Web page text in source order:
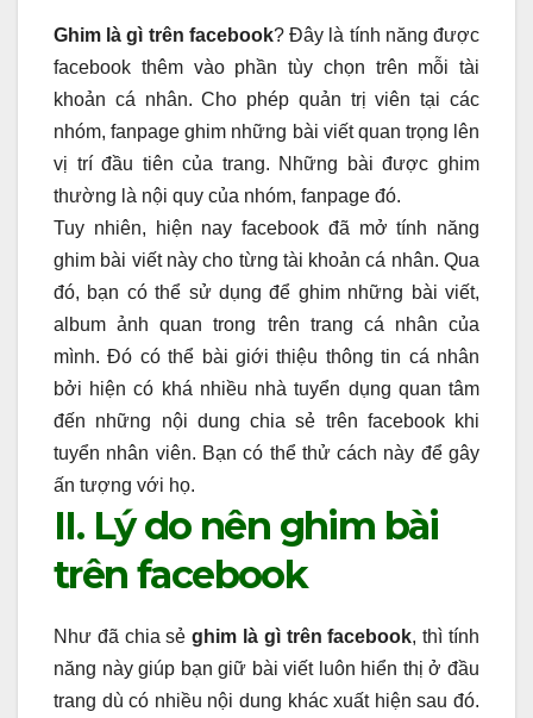
Ghim là gì trên facebook? Đây là tính năng được
facebook thêm vào phần tùy chọn trên mỗi tài
khoản cá nhân. Cho phép quản trị viên tại các
nhóm, fanpage ghim những bài viết quan trọng lên
vị trí đầu tiên của trang. Những bài được ghim
thường là nội quy của nhóm, fanpage đó.
Tuy nhiên, hiện nay facebook đã mở tính năng
ghim bài viết này cho từng tài khoản cá nhân. Qua
đó, bạn có thể sử dụng để ghim những bài viết,
album ảnh quan trong trên trang cá nhân của
mình. Đó có thể bài giới thiệu thông tin cá nhân
bởi hiện có khá nhiều nhà tuyển dụng quan tâm
đến những nội dung chia sẻ trên facebook khi
tuyển nhân viên. Bạn có thể thử cách này để gây
ấn tượng với họ.
II. Lý do nên ghim bài
trên facebook
Như đã chia sẻghim là gì trên facebook, thì tính
năng này giúp bạn giữ bài viết luôn hiển thị ở đầu
trang dù có nhiều nội dung khác xuất hiện sau đó.